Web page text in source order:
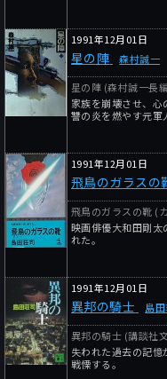
1991年12月01日
星の陣 森村誠一
星の陣 (森村誠一長
家族を崩壊させ、
讐の炎を燃やす元軍
1991年12月01日
飛鳥のガラスの
飛鳥のガラスの靴 (
映画俳優大和田剛太
れた。
1991年12月01日
異邦の騎士 島
異邦の騎士 (講談社
失われた過去の記
戦慄する。